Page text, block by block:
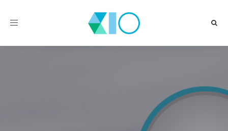
Toggle